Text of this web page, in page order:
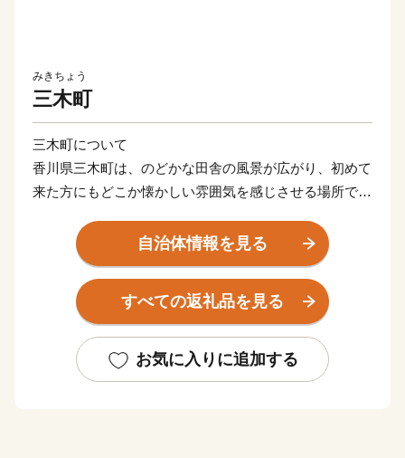
みきちょう
三木町
三木町について
香川県三木町は、のどかな田舎の風景が広がり、初めて
来た方にもどこか懐かしい雰囲気を感じさせる場所で
田舎だけれど田舎じゃない。そんな我が町の夢は「子育
て日本一のまち」をつくること。
知名度もない、予算も少ない町ですが、本気で挑戦する
『三木町』に、あたたかいご支援をお願いいたします。
まずは、ふるさと納税の返礼品を通じて、そしていつか
実際に訪れて。
自治体情報を見る
すべての返礼品を見る
お気に入りに追加する